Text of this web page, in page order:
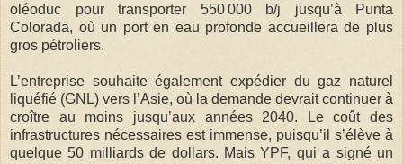
oléoduc pour transporter 550 000 b/j jusqu’à Punta
Colorada, où un port en eau profonde accueillera de plus
gros pétroliers.
L’entreprise souhaite également expédier du gaz naturel
liquéfié (GNL) vers l’Asie, où la demande devrait continuer à
croître au moins jusqu’aux années 2040. Le coût des
infrastructures nécessaires est immense, puisqu’il s’élève à
quelque 50 milliards de dollars. Mais YPF, qui a signé un